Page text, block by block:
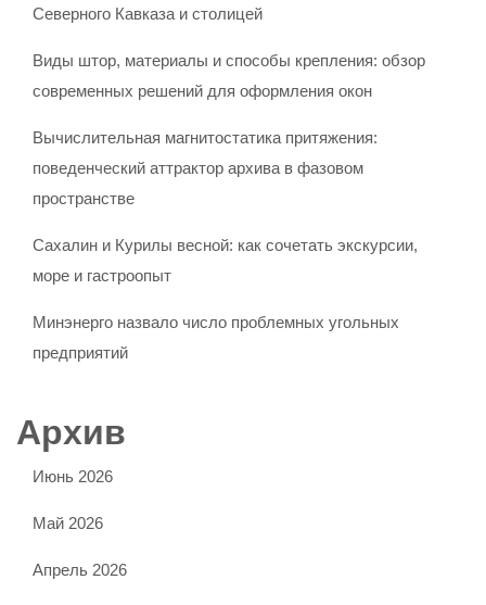
Северного Кавказа и столицей
Виды штор, материалы и способы крепления: обзор
современных решений для оформления окон
Вычислительная магнитостатика притяжения:
поведенческий аттрактор архива в фазовом
пространстве
Сахалин и Курилы весной: как сочетать экскурсии,
море и гастроопыт
Минэнерго назвало число проблемных угольных
предприятий
Архив
Июнь 2026
Май 2026
Апрель 2026